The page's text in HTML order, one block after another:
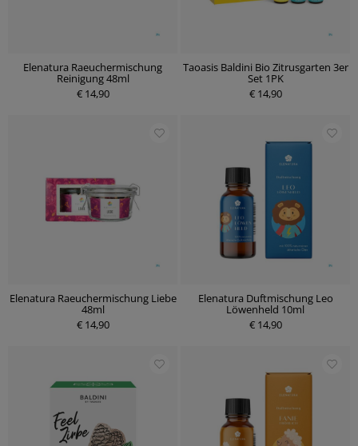
Elenatura Raeuchermischung
Reinigung 48ml
€ 14,90
Taoasis Baldini Bio Zitrusgarten 3er
Set 1PK
€ 14,90
Elenatura Raeuchermischung Liebe
48ml
€ 14,90
Elenatura Duftmischung Leo
Löwenheld 10ml
€ 14,90